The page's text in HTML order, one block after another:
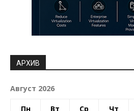
АРХИВ
Август 2026
Пн Вт Ср Чт